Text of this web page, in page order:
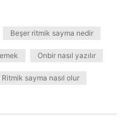
Beşer ritmik sayma nedir
Onbir nasıl yazılır
Ritmik sayma nasıl olur